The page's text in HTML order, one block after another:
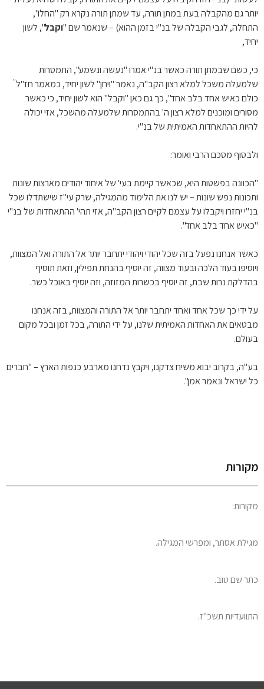
יותר גם מהקבלה בעת במתן תורה, עד שמתן תורה נקרא רק "החלו",
התחלה, לגבי הקבלה של בנ"י בזמן ההוא) – שנאמר שם "וקבל", לשון
יחיד,
כי, כשם שבמתן תורה כאשר בנ"י אמרו "נעשה ונשמע", התמסרות
שלמעלה משכל למלא רצון הקב"ה, נאמר "ויחן" לשון יחיד, כמאמר חז"ל"
כולם כאיש אחד בלב אחד", כך גם כאן "וקבל" הוא לשון יחיד, כי כאשר
מסורים ומוכנים למלא רצון ה' בהתמסרות שלמעלה מהשכל, אזי יכולה
להיות ההתאחדות האמיתית של בנ"י.
ולבסוף מסכם הרבי ואומר:
"הכוונה בפשטות היא, שכאשר קיימת בעי' של איחוד יהודים מארצות שונות
ותכונות נפש שונות – יש לנו את הלימוד מהמגילה, שרק עי"ז שישתדלו שכל
בנ"י יחזרו ויקבלו על עצמם לקיים רצון הקב"ה, אזי תהי' ההתאחדות של בנ"י
"כאיש אחד בלב אחד".
כאשר אנחנו נפעל בזה שכל יהודי ויהודי יתחבר יותר אל התורה ואל המצוות,
ויוסיפו בעוד הלכה ובעוד מצווה, זה יוסיף בהנחת תפילין, וזאת תוסיף
בהדלקת נרות שבת, זה יוסיף בכשרות המזוזה, וזה יוסיף באוכל כשר.
על ידי כך שכל אחד ואחד יתחבר יותר אל התורה והמצוות, בזה אנחנו
מבטאים את האחדות האמיתית שלנו, על ידי התורה, בכל זמן ובכל מקום
בעולם.
בע"ה, בקרוב יבוא משיח צדקנו, ויקבץ נדחנו מארבע כנפות הארץ – "חברים
כל ישראל ונאמר אמן".
מקורות
מקורות:
מגילת אסתר, ומפרשי המגילה.
כתר שם טוב.
התוועדיות תשכ"ז.